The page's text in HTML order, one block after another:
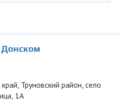
Труновский район, село
1А